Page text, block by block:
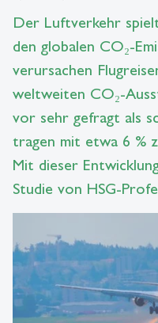
Der Luftverkehr
den globalen CO₂-
verursachen
weltweiten CO₂-
vor sehr gefragt als
tragen mit etwa 6 %
Mit dieser
Studie von HSG-